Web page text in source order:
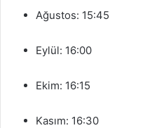
Ağustos: 15:45
Eylül: 16:00
Ekim: 16:15
Kasım: 16:30